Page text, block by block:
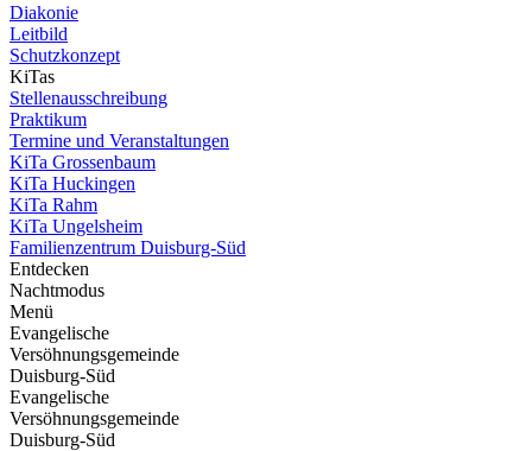
Diakonie
Leitbild
Schutzkonzept
KiTas
Stellenausschreibung
Praktikum
Termine und Veranstaltungen
KiTa Grossenbaum
KiTa Huckingen
KiTa Rahm
KiTa Ungelsheim
Familienzentrum Duisburg-Süd
Entdecken
Nachtmodus
Menü
Evangelische
Versöhnungsgemeinde
Duisburg-Süd
Evangelische
Versöhnungsgemeinde
Duisburg-Süd